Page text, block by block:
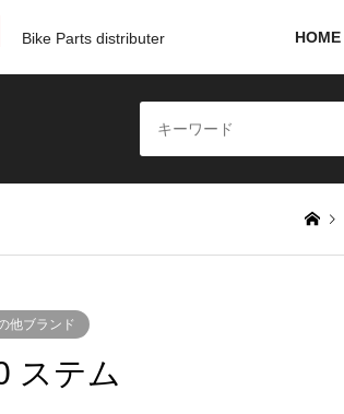
Bike Parts distributer HOME
他ブランド
ステム